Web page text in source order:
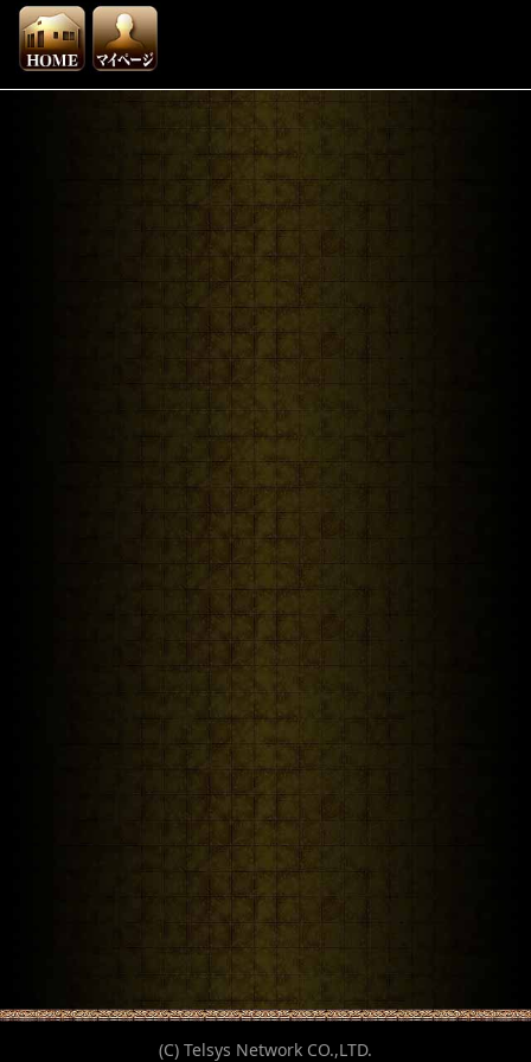
(C) Telsys Network CO.,LTD.